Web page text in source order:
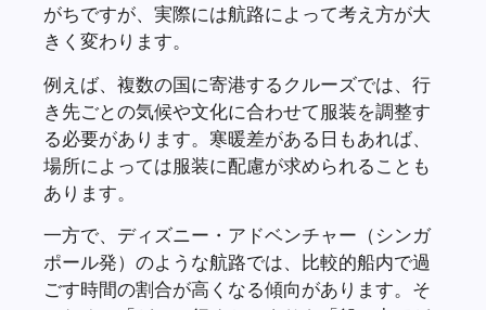
がちですが、実際には航路によって考え方が大
きく変わります。
例えば、複数の国に寄港するクルーズでは、行
き先ごとの気候や文化に合わせて服装を調整す
る必要があります。寒暖差がある日もあれば、
場所によっては服装に配慮が求められることも
あります。
一方で、ディズニー・アドベンチャー（シンガ
ポール発）のような航路では、比較的船内で過
ごす時間の割合が高くなる傾向があります。そ